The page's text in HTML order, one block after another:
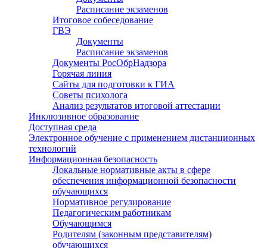
Расписание экзаменов
Итоговое собеседование
ГВЭ
Документы
Расписание экзаменов
Документы РосОбрНадзора
Горячая линия
Сайты для подготовки к ГИА
Советы психолога
Анализ результатов итоговой аттестации
Инклюзивное образование
Доступная среда
Электронное обучение с применением дистанционных
технологий
Информационная безопасность
Локальные нормативные акты в сфере
обеспечения информационной безопасности
обучающихся
Нормативное регулирование
Педагогическим работникам
Обучающимся
Родителям (законным представителям)
обучающихся